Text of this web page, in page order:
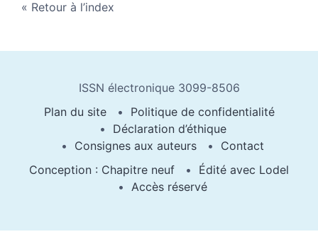
Retour à l’index
ISSN électronique 3099-8506
Plan du site
Politique de confidentialité
Déclaration d’éthique
Consignes aux auteurs
Contact
Conception : Chapitre neuf
Édité avec Lodel
Accès réservé